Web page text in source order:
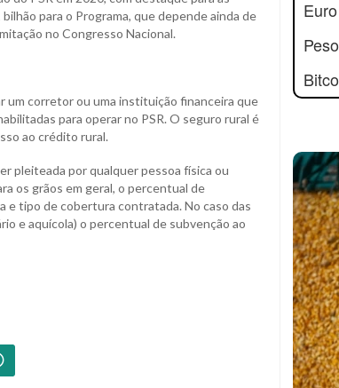
para o Programa, que depende ainda de
no Congresso Nacional.
corretor ou uma instituição financeira que
para operar no PSR. O seguro rural é
ao crédito rural.
pleiteada por qualquer pessoa física ou
os grãos em geral, o percentual de
e tipo de cobertura contratada. No caso das
e aquícola) o percentual de subvenção ao
Euro